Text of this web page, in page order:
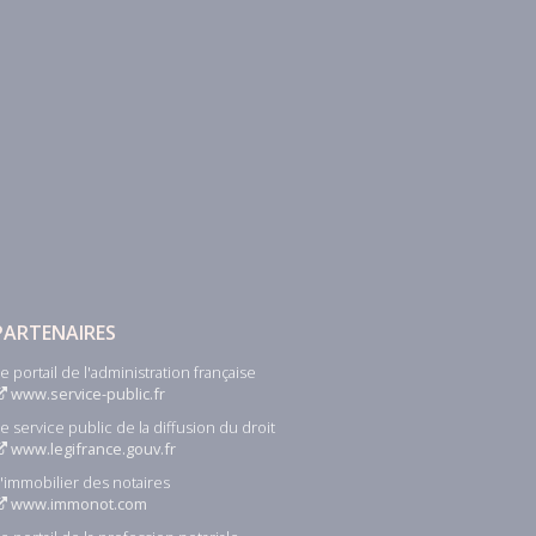
portail de l'administration française
www.service-public.fr
service public de la diffusion du droit
www.legifrance.gouv.fr
des notaires
www.immonot.com